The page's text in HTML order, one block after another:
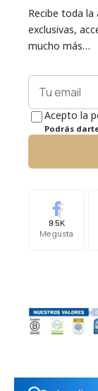
Recibe toda la
exclusivas,
mucho más…
Acepto la
Podrás
9.5K
Me gusta